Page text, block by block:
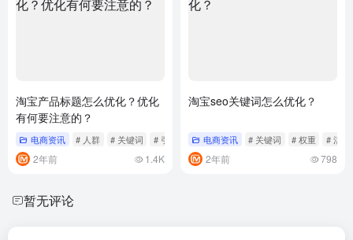
淘宝产品标题怎么优化？优化
有何要注意的？
电商资讯 # 人群 # 关键词 # 引流
2年前 1.4K
淘宝seo关键词怎么优化？
电商资讯 # 关键词 # 权重 # 活动
2年前 798
暂无评论